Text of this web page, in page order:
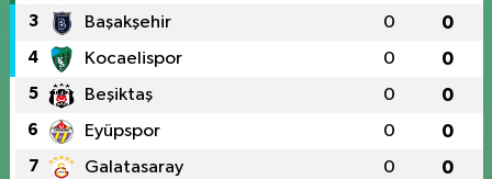
3 Başakşehir 0 0
4 Kocaelispor 0 0
5 Beşiktaş 0 0
6 Eyüpspor 0 0
7 Galatasaray 0 0